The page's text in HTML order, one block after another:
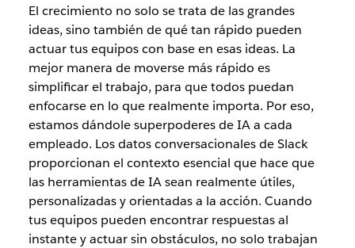
El crecimiento no solo se trata de las grandes
ideas, sino también de qué tan rápido pueden
actuar tus equipos con base en esas ideas. La
mejor manera de moverse más rápido es
simplificar el trabajo, para que todos puedan
enfocarse en lo que realmente importa. Por eso,
estamos dándole superpoderes de IA a cada
empleado. Los datos conversacionales de Slack
proporcionan el contexto esencial que hace que
las herramientas de IA sean realmente útiles,
personalizadas y orientadas a la acción. Cuando
tus equipos pueden encontrar respuestas al
instante y actuar sin obstáculos, no solo trabajan